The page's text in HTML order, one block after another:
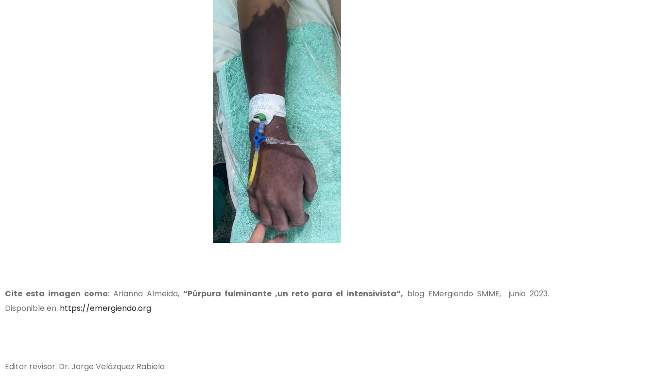
Cite esta imagen como: Arianna Almeida, “Púrpura fulminante ,un reto para el intensivista“, blog EMergiendo SMME, junio 2023.
Disponible en: https://emergiendo.org
Editor revisor: Dr. Jorge Velázquez Rabiela